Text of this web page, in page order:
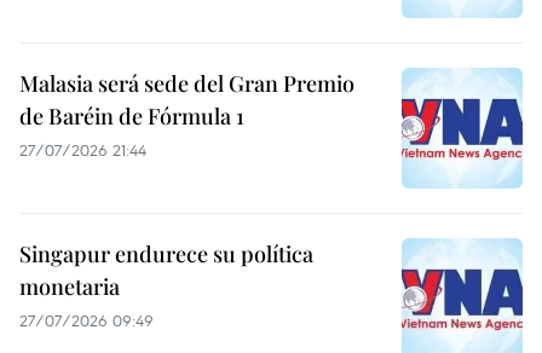
Malasia será sede del Gran Premio
de Baréin de Fórmula 1
27/07/2026 21:44
Singapur endurece su política
monetaria
27/07/2026 09:49